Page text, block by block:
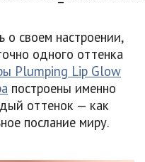
о своем настроении,
одного оттенка
Plumping Lip Glow
построены именно
оттенок — как
послание миру.